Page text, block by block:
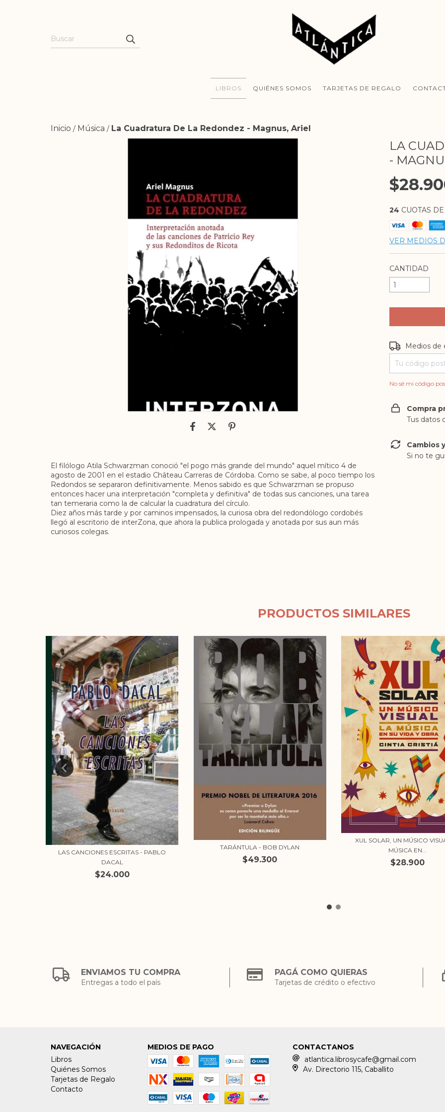
LIBROS QUIÉNES SOMOS TARJETAS DE REGALO
Inicio / Música / La Cuadratura De La Redondez - Magnus, Ariel
El filólogo Atila Schwarzman conoció "el pogo más grande del mundo" aquel mítico 4 de
agosto de 2001 en el estadio Château Carreras de Córdoba. Como se sabe, al poco tiempo los
Redondos se separaron definitivamente. Menos sabido es que Schwarzman se propuso
entonces hacer una interpretación "completa y definitiva" de todas sus canciones, una tarea
tan temeraria como la de calcular la cuadratura del círculo.
Diez años más tarde y por caminos impensados, la curiosa obra del redondólogo cordobés
llegó al escritorio de interZona, que ahora la publica prologada y anotada por sus aun más
curiosos colegas.
LA
-
24 CUOTAS DE
VER MEDIOS
CANTIDAD
Entregas para
Medios de
No sé mi código
Compra
Tus datos
Cambios
Si no te
PRODUCTOS SIMILARES
LAS CANCIONES ESCRITAS - PABLO
DACAL
$24.000
TARÁNTULA - BOB DYLAN
$49.300
XUL SOLAR, UN MÚSICO
MÚSICA EN...
$28.900
ENVIAMOS TU COMPRA
Entregas a todo el país
PAGÁ COMO QUIERAS
Tarjetas de crédito o efectivo
NAVEGACIÓN
Libros
Quiénes Somos
Tarjetas de Regalo
Contacto
MEDIOS DE PAGO
CONTACTANOS
atlantica.librosycafe@gmail.com
Av. Directorio 115, Caballito